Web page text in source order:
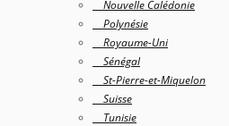
Nouvelle Calédonie
Polynésie
Royaume-Uni
Sénégal
St-Pierre-et-Miquelon
Suisse
Tunisie